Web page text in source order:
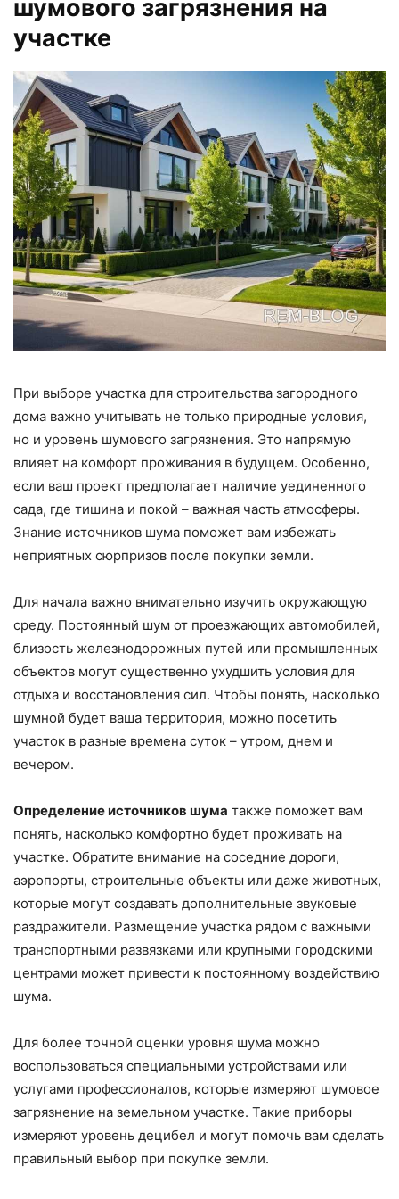
шумового загрязнения на
участке
При выборе участка для строительства загородного
дома важно учитывать не только природные условия,
но и уровень шумового загрязнения. Это напрямую
влияет на комфорт проживания в будущем. Особенно,
если ваш проект предполагает наличие уединенного
сада, где тишина и покой – важная часть атмосферы.
Знание источников шума поможет вам избежать
неприятных сюрпризов после покупки земли.
Для начала важно внимательно изучить окружающую
среду. Постоянный шум от проезжающих автомобилей,
близость железнодорожных путей или промышленных
объектов могут существенно ухудшить условия для
отдыха и восстановления сил. Чтобы понять, насколько
шумной будет ваша территория, можно посетить
участок в разные времена суток – утром, днем и
вечером.
Определение источников шума также поможет вам
понять, насколько комфортно будет проживать на
участке. Обратите внимание на соседние дороги,
аэропорты, строительные объекты или даже животных,
которые могут создавать дополнительные звуковые
раздражители. Размещение участка рядом с важными
транспортными развязками или крупными городскими
центрами может привести к постоянному воздействию
шума.
Для более точной оценки уровня шума можно
воспользоваться специальными устройствами или
услугами профессионалов, которые измеряют шумовое
загрязнение на земельном участке. Такие приборы
измеряют уровень децибел и могут помочь вам сделать
правильный выбор при покупке земли.